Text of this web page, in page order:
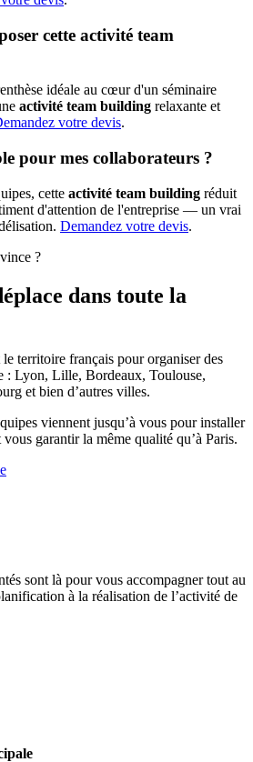
cette activité team
idéale au cœur d'un séminaire
activité team building relaxante et
votre devis.
pour mes collaborateurs ?
cette activité team building réduit
d'attention de l'entreprise — un vrai
Demandez votre devis.
?
dans toute la
territoire français pour organiser des
: Lyon, Lille, Bordeaux, Toulouse,
et bien d’autres villes.
viennent jusqu’à vous pour installer
garantir la même qualité qu’à Paris.
sont là pour vous accompagner tout au
à la réalisation de l’activité de